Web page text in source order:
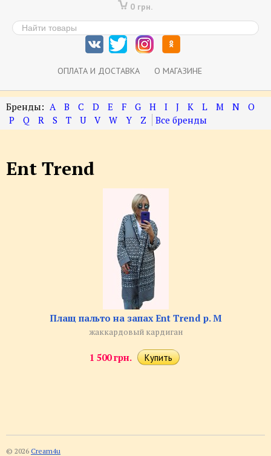
0 грн.
ОПЛАТА И ДОСТАВКА О МАГАЗИНЕ
A B C D E F G H I J K L M N
O
P
Q R S T U V W Y Z
Ent Trend
Плащ пальто на запах Ent Trend р. M
жаккардовый кардиган
1 500 грн.
© 2026 Cream4u